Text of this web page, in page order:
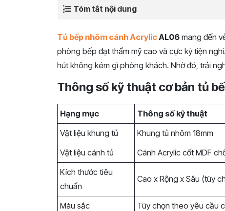
Tóm tắt nội dung
Tủ bếp nhôm cánh Acrylic AL06 mang đến
phòng bếp đạt thẩm mỹ cao và cực kỳ tiện nghi.
hút không kém gì phòng khách. Nhờ đó, trải
Thông số kỹ thuật cơ bản tủ
Hạng mục
Thông số kỹ thuật
Vật liệu khung tủ
Khung tủ nhôm 18mm
Vật liệu cánh tủ
Cánh Acrylic cốt MDF
Kích thước tiêu
chuẩn
Cao x Rộng x Sâu (tùy
Màu sắc
Tùy chọn theo yêu cầu